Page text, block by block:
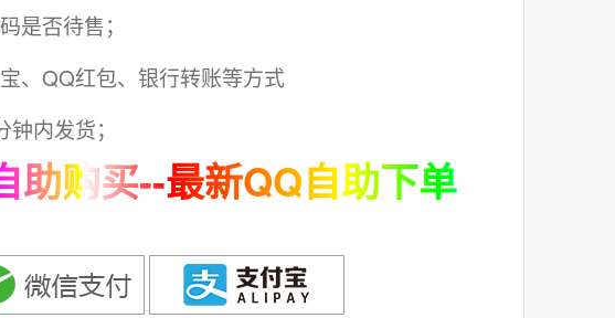
是否待售；
、QQ红包、银行转账等方式
内发货；
助购买--最新QQ自助下单